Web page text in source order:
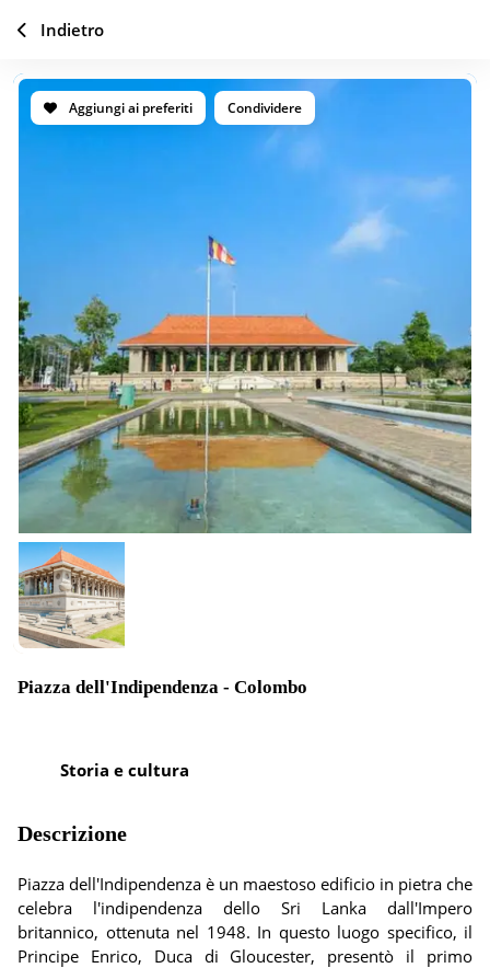
Aggiungi ai preferiti Condividere
Piazza dell'Indipendenza - Colombo
Storia e cultura
Descrizione
Piazza dell'Indipendenza è un maestoso edificio in pietra che
celebra l'indipendenza dello Sri Lanka dall'Impero
britannico, ottenuta nel 1948. In questo luogo specifico, il
Principe Enrico, Duca di Gloucester, presentò il primo
Indietro